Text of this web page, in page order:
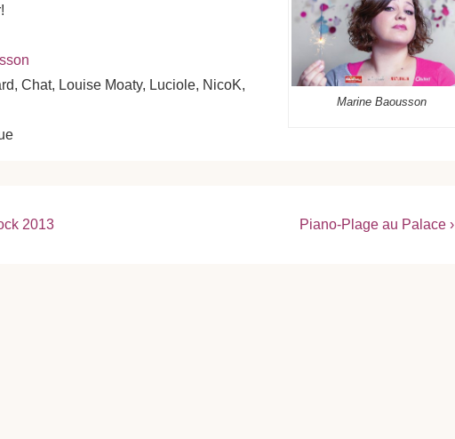
Marine Baousson
Chat, Louise Moaty, Luciole, NicoK,
2013
Next
Piano-Plage au Palace ›